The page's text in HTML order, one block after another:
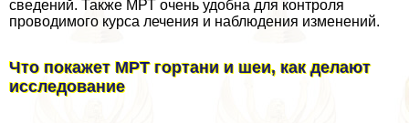
сведений. Также МРТ очень удобна для контроля
проводимого курса лечения и наблюдения изменений.
Что покажет МРТ гортани и шеи, как делают
исследование